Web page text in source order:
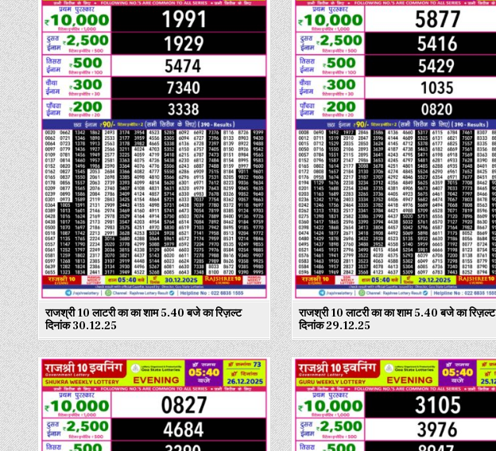
राजश्री 10 लाटरी का का शाम 5.40 बजे का रिज़ल्ट
दिनांक 30.12.25
राजश्री 10 लाटरी का का शाम 5.40 बजे का रिज़ल्ट
दिनांक 29.12.25